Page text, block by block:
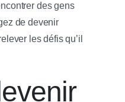
des gens
de devenir
les défis qu’il